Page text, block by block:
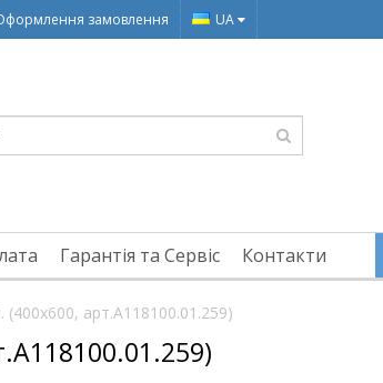
замовлення UA
Гарантія та Сервіс Контакти
арт.A118100.01.259)